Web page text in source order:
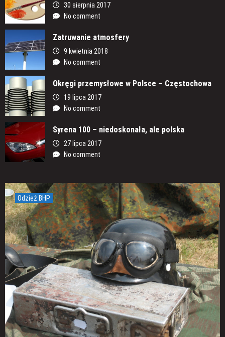
30 sierpnia 2017
No comment
Zatruwanie atmosfery
9 kwietnia 2018
No comment
Okręgi przemysłowe w Polsce – Częstochowa
19 lipca 2017
No comment
Syrena 100 – niedoskonała, ale polska
27 lipca 2017
No comment
Odzież BHP